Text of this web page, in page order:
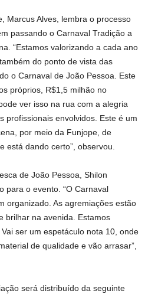
Marcus Alves, lembra o processo
passando o Carnaval Tradição a
“Estamos valorizando a cada ano
do ponto de vista das
o Carnaval de João Pessoa. Este
próprios, R$1,5 milhão no
ver isso na rua com a alegria
profissionais envolvidos. Este é um
por meio da Funjope, de
está dando certo”, observou.
de João Pessoa, Shilon
para o evento. “O Carnaval
organizado. As agremiações estão
brilhar na avenida. Estamos
ser um espetáculo nota 10, onde
de qualidade e vão arrasar”,
será distribuído da seguinte